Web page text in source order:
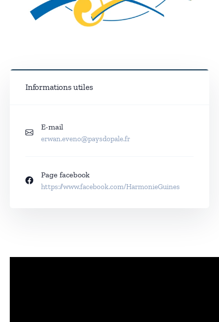
Informations utiles
E-mail
erwan.eveno@paysdopale.fr
Page facebook
https://www.facebook.com/HarmonieGuines